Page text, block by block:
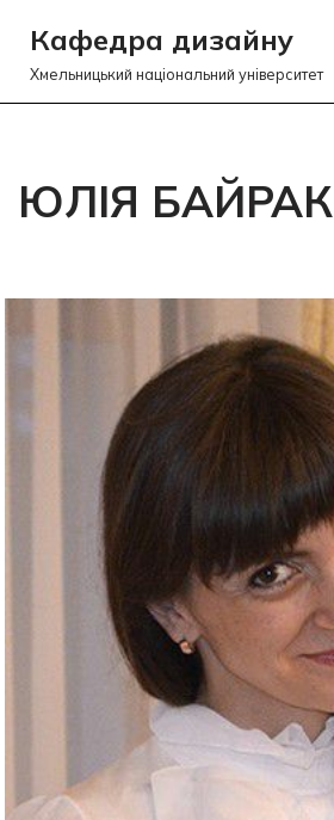
Перейти
Кафедра дизайну
Хмельницький національний університет
ЮЛІЯ БАЙРАК